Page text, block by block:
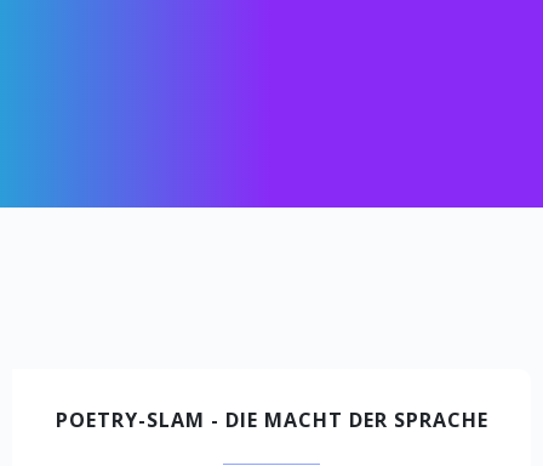
POETRY-SLAM - DIE MACHT DER SPRACHE